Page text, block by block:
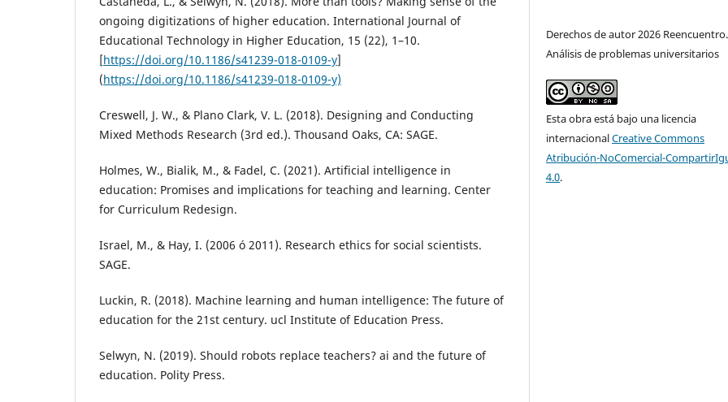
ongoing digitizations of higher education. International Journal of
Educational Technology in Higher Education, 15 (22), 1–10.
[https://doi.org/10.1186/s41239-018-0109-y]
(https://doi.org/10.1186/s41239-018-0109-y)
Creswell, J. W., & Plano Clark, V. L. (2018). Designing and Conducting
Mixed Methods Research (3rd ed.). Thousand Oaks, CA: SAGE.
Holmes, W., Bialik, M., & Fadel, C. (2021). Artificial intelligence in
education: Promises and implications for teaching and learning. Center
for Curriculum Redesign.
Israel, M., & Hay, I. (2006 ó 2011). Research ethics for social scientists.
SAGE.
Luckin, R. (2018). Machine learning and human intelligence: The future of
education for the 21st century. ucl Institute of Education Press.
Selwyn, N. (2019). Should robots replace teachers? ai and the future of
education. Polity Press.
Derechos de autor 2026 Reencuentro.
Análisis de problemas universitarios
Esta obra está bajo una licencia
internacionalCreative Commons
Atribución-NoComercial-
4.0.